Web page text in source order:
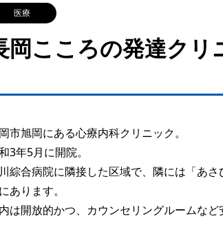
医療
岡こころの発達クリ
市旭岡にある心療内科クリニック。
3年5月に開院。
綜合病院に隣接した区域で、隣には「あ
あります。
は開放的かつ、カウンセリングルームな